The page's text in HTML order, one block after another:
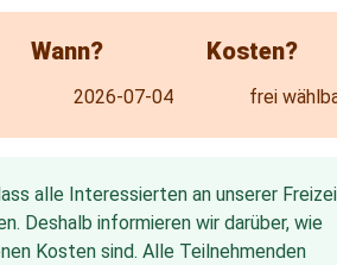
Wann?
2026-07-04
Kosten?
frei
alle Interessierten an unserer
Deshalb informieren wir darüber, wie
Kosten sind. Alle Teilnehmenden